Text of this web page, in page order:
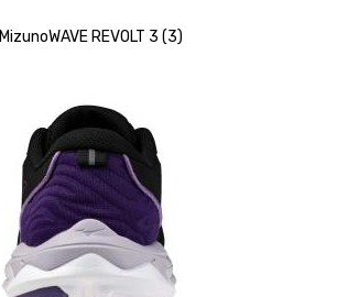
MizunoWAVE REVOLT 3 (3)